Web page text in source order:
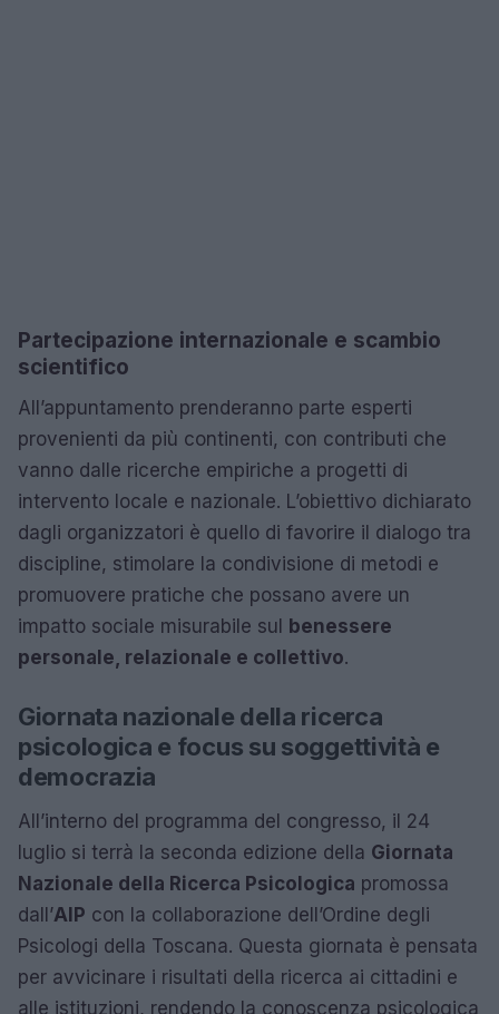
Partecipazione internazionale e scambio
scientifico
All’appuntamento prenderanno parte esperti
provenienti da più continenti, con contributi che
vanno dalle ricerche empiriche a progetti di
intervento locale e nazionale. L’obiettivo dichiarato
dagli organizzatori è quello di favorire il dialogo tra
discipline, stimolare la condivisione di metodi e
promuovere pratiche che possano avere un
impatto sociale misurabile sul
benessere
personale, relazionale e collettivo.
Giornata nazionale della ricerca
psicologica e focus su soggettività e
democrazia
All’interno del programma del congresso, il 24
luglio si terrà la seconda edizione della Giornata
Nazionale della Ricerca Psicologica promossa
dall’AIP con la collaborazione dell’Ordine degli
Psicologi della Toscana. Questa giornata è pensata
per avvicinare i risultati della ricerca ai cittadini e
alle istituzioni, rendendo la conoscenza psicologica